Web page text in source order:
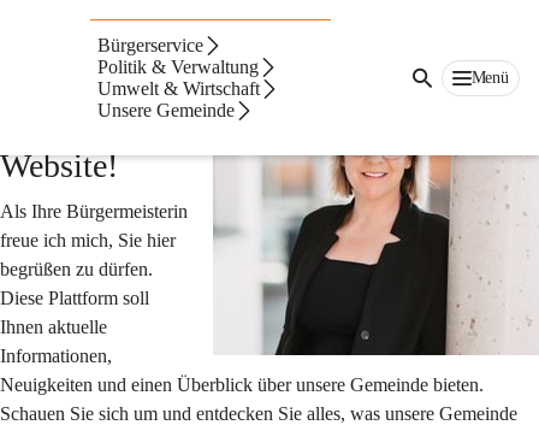
Bürgerservice
Politik & Verwaltung
Umwelt & Wirtschaft
Unsere Gemeinde
Menü
Herzlich
willkommen
Website!
Als Ihre Bürgermeisterin
freue ich mich, Sie hier
begrüßen zu dürfen.
Diese Plattform soll
Ihnen aktuelle
Informationen,
Neuigkeiten und einen Überblick über unsere Gemeinde bieten.
Schauen Sie sich um und entdecken Sie alles, was unsere Gemeinde